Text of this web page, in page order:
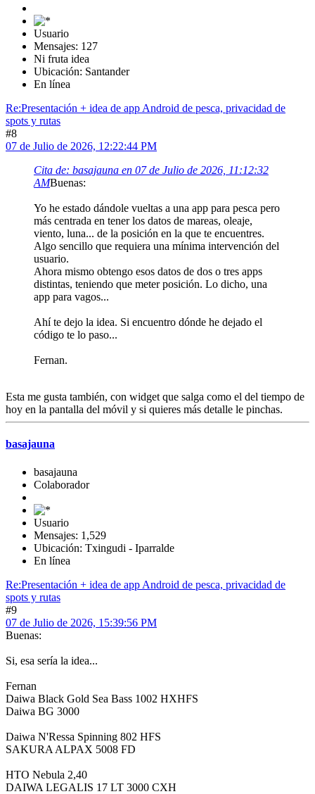
Usuario
Mensajes: 127
Ni fruta idea
Ubicación: Santander
En línea
Re:Presentación + idea de app Android de pesca, privacidad de
spots y rutas
#8
07 de Julio de 2026, 12:22:44 PM
Cita de: basajauna en 07 de Julio de 2026, 11:12:32
AMBuenas:
Yo he estado dándole vueltas a una app para pesca pero
más centrada en tener los datos de mareas, oleaje,
viento, luna... de la posición en la que te encuentres.
Algo sencillo que requiera una mínima intervención del
usuario.
Ahora mismo obtengo esos datos de dos o tres apps
distintas, teniendo que meter posición. Lo dicho, una
app para vagos...
Ahí te dejo la idea. Si encuentro dónde he dejado el
código te lo paso...
Fernan.
Esta me gusta también, con widget que salga como el del tiempo de
hoy en la pantalla del móvil y si quieres más detalle le pinchas.
basajauna
basajauna
Colaborador
Usuario
Mensajes: 1,529
Ubicación: Txingudi - Iparralde
En línea
Re:Presentación + idea de app Android de pesca, privacidad de
spots y rutas
#9
07 de Julio de 2026, 15:39:56 PM
Buenas:
Si, esa sería la idea...
Fernan
Daiwa Black Gold Sea Bass 1002 HXHFS
Daiwa BG 3000
Daiwa N'Ressa Spinning 802 HFS
SAKURA ALPAX 5008 FD
HTO Nebula 2,40
DAIWA LEGALIS 17 LT 3000 CXH